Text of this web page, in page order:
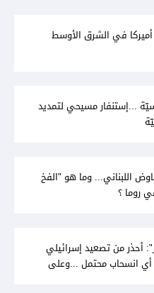
في الشرق الأوسط
...إستنفار مسيحي لتمديد
اللبناني... وما هو "الفخ
روما ؟
أحذر من تصعيد إسرائيلي
انسحاب محتمل ...وعلى